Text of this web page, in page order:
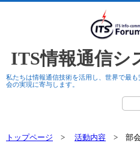
ITS情報通信シ
私たちは情報通信技術を活用し、世界で最
会の実現に寄与します。
トップページ > 活動内容 > 部会